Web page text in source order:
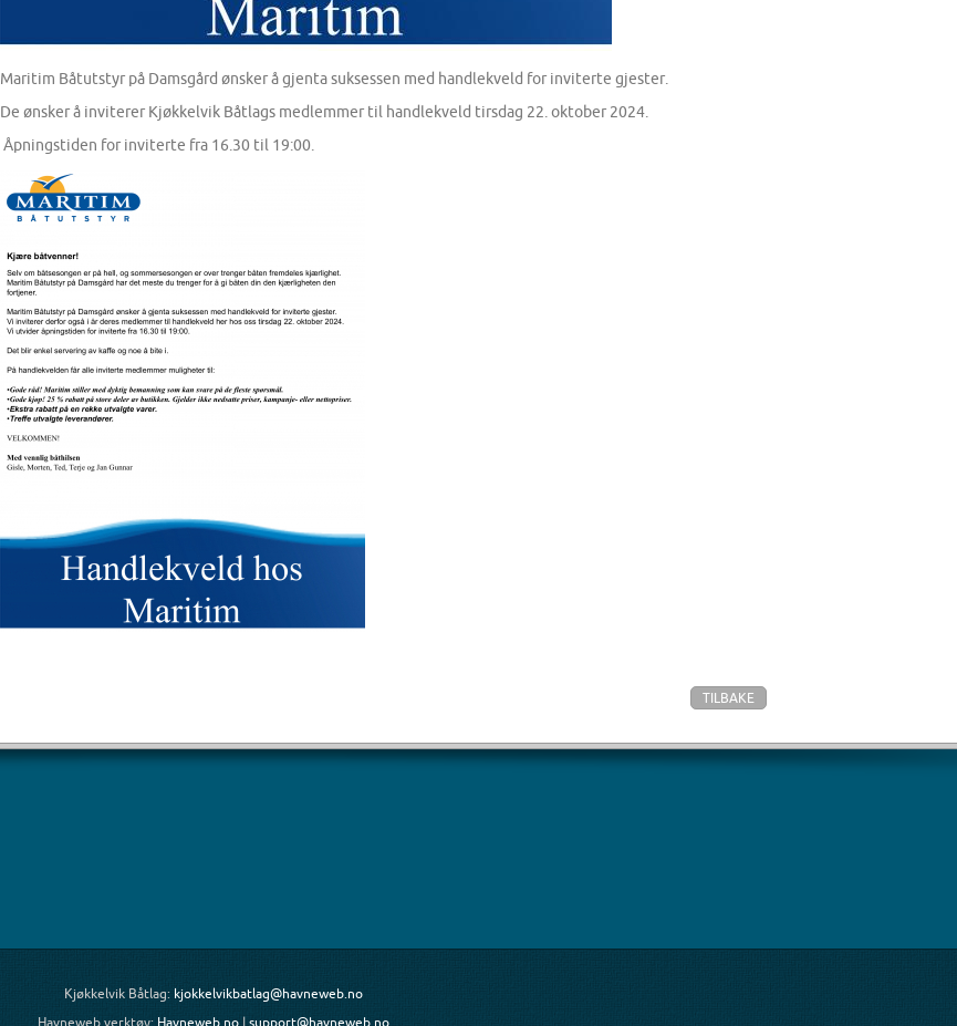
Maritim Båtutstyr på Damsgård ønsker å gjenta suksessen med handlekveld for inviterte gjester.
De ønsker å inviterer Kjøkkelvik Båtlags medlemmer til handlekveld tirsdag 22. oktober 2024.
Åpningstiden for inviterte fra 16.30 til 19:00.
TILBAKE
Kjøkkelvik Båtlag: kjokkelvikbatlag@havneweb.no
Havneweb verktøy: Havneweb.no | support@havneweb.no